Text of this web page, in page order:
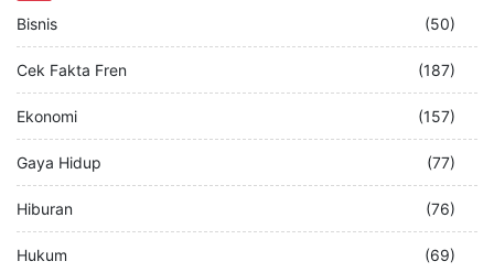
Bisnis (50)
Cek Fakta Fren (187)
Ekonomi (157)
Gaya Hidup (77)
Hiburan (76)
Hukum (69)